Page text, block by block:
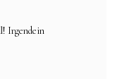
Irgendein